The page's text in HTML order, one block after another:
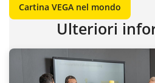
Cartina VEGA nel mondo
Ulteriori